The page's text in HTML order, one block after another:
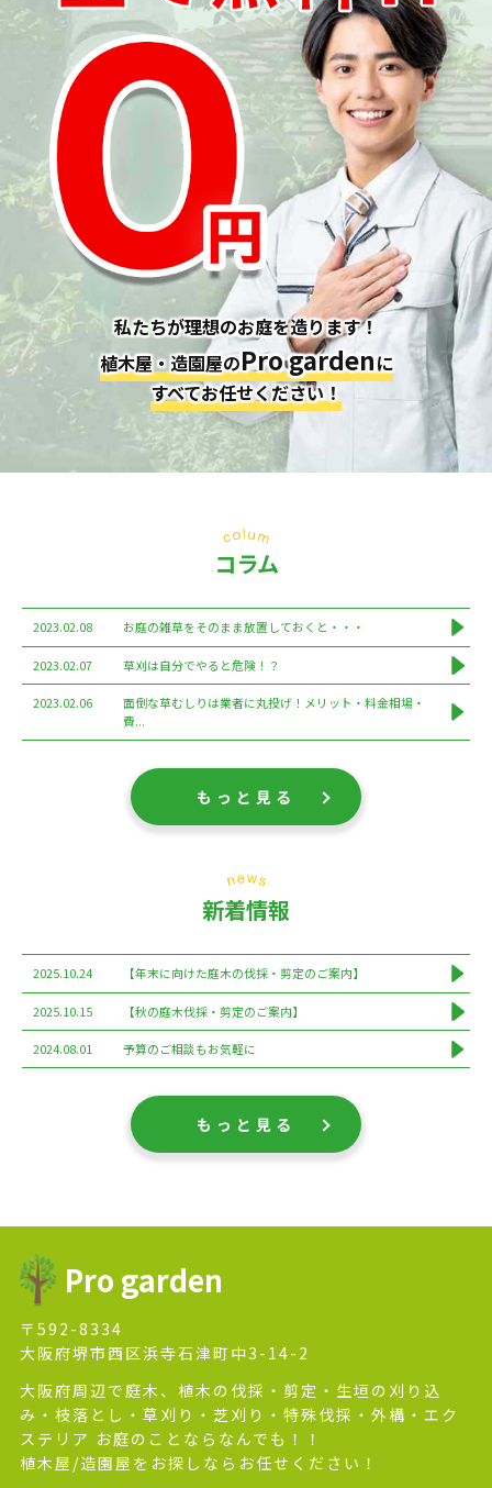
私たちが理想のお庭を造ります！
植木屋・造園屋のPro gardenに
すべてお任せください！
コラム
2023.02.08 お庭の雑草をそのまま放置しておくと・・・
2023.02.07 草刈は自分でやると危険！？
2023.02.06
面倒な草むしりは業者に丸投げ！メリット・料金相場・
費...
もっと見る
新着情報
2025.10.24 【年末に向けた庭木の伐採・剪定のご案内】
2025.10.15 【秋の庭木伐採・剪定のご案内】
2024.08.01 予算のご相談もお気軽に
もっと見る
Pro garden
〒592-8334
大阪府堺市西区浜寺石津町中3-14-2
大阪府周辺で庭木、植木の伐採・剪定・生垣の刈り込
み・枝落とし・草刈り・芝刈り・特殊伐採・外構・エク
ステリア お庭のことならなんでも！！
植木屋/造園屋をお探しならお任せください！